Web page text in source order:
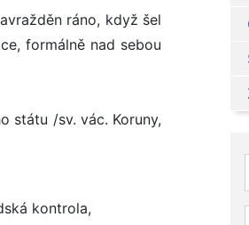
ráno, když šel
formálně nad sebou
státu /sv. vác. Koruny,
kontrola,